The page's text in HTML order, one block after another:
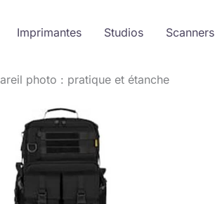
Imprimantes Studios Scanners
photo : pratique et étanche